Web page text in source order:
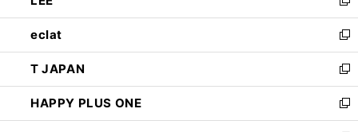
開
く
ウ
で
開
く
ン
ド
ウ
で
開
く
い
ウ
ィ
ン
ド
ウ
で
開
新
し
い
ウ
ィ
ン
ド
ウ
eclat
新
し
い
ウ
ィ
ン
T JAPAN
新
し
い
ウ
HAPPY PLUS ONE
新
し